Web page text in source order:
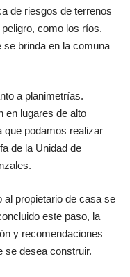
de riesgos de terrenos
como los ríos.
brinda en la comuna
a planimetrías.
en lugares de alto
que podamos realizar
de la Unidad de
al propietario de casa se
este paso, la
y recomendaciones
se desea construir.